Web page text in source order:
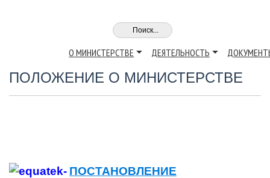
О МИНИСТЕРСТВЕ ДЕЯТЕЛЬНОСТЬ
ПОЛОЖЕНИЕ О МИНИСТЕРСТВЕ
ПОСТАНОВЛЕНИЕ